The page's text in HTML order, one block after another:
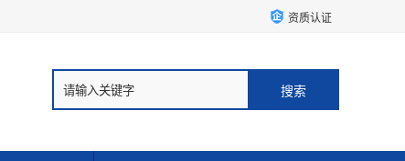
资质认证